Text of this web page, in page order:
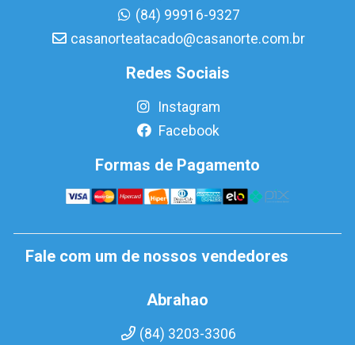
(84) 99916-9327
casanorteatacado@casanorte.com.br
Redes Sociais
Instagram
Facebook
Formas de Pagamento
Fale com um de nossos vendedores
Abrahao
(84) 3203-3306